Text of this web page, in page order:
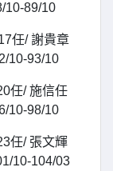
10-89/10
任/ 謝貴章
10-93/10
任/ 施信任
10-98/10
任/ 張文輝
10-104/03